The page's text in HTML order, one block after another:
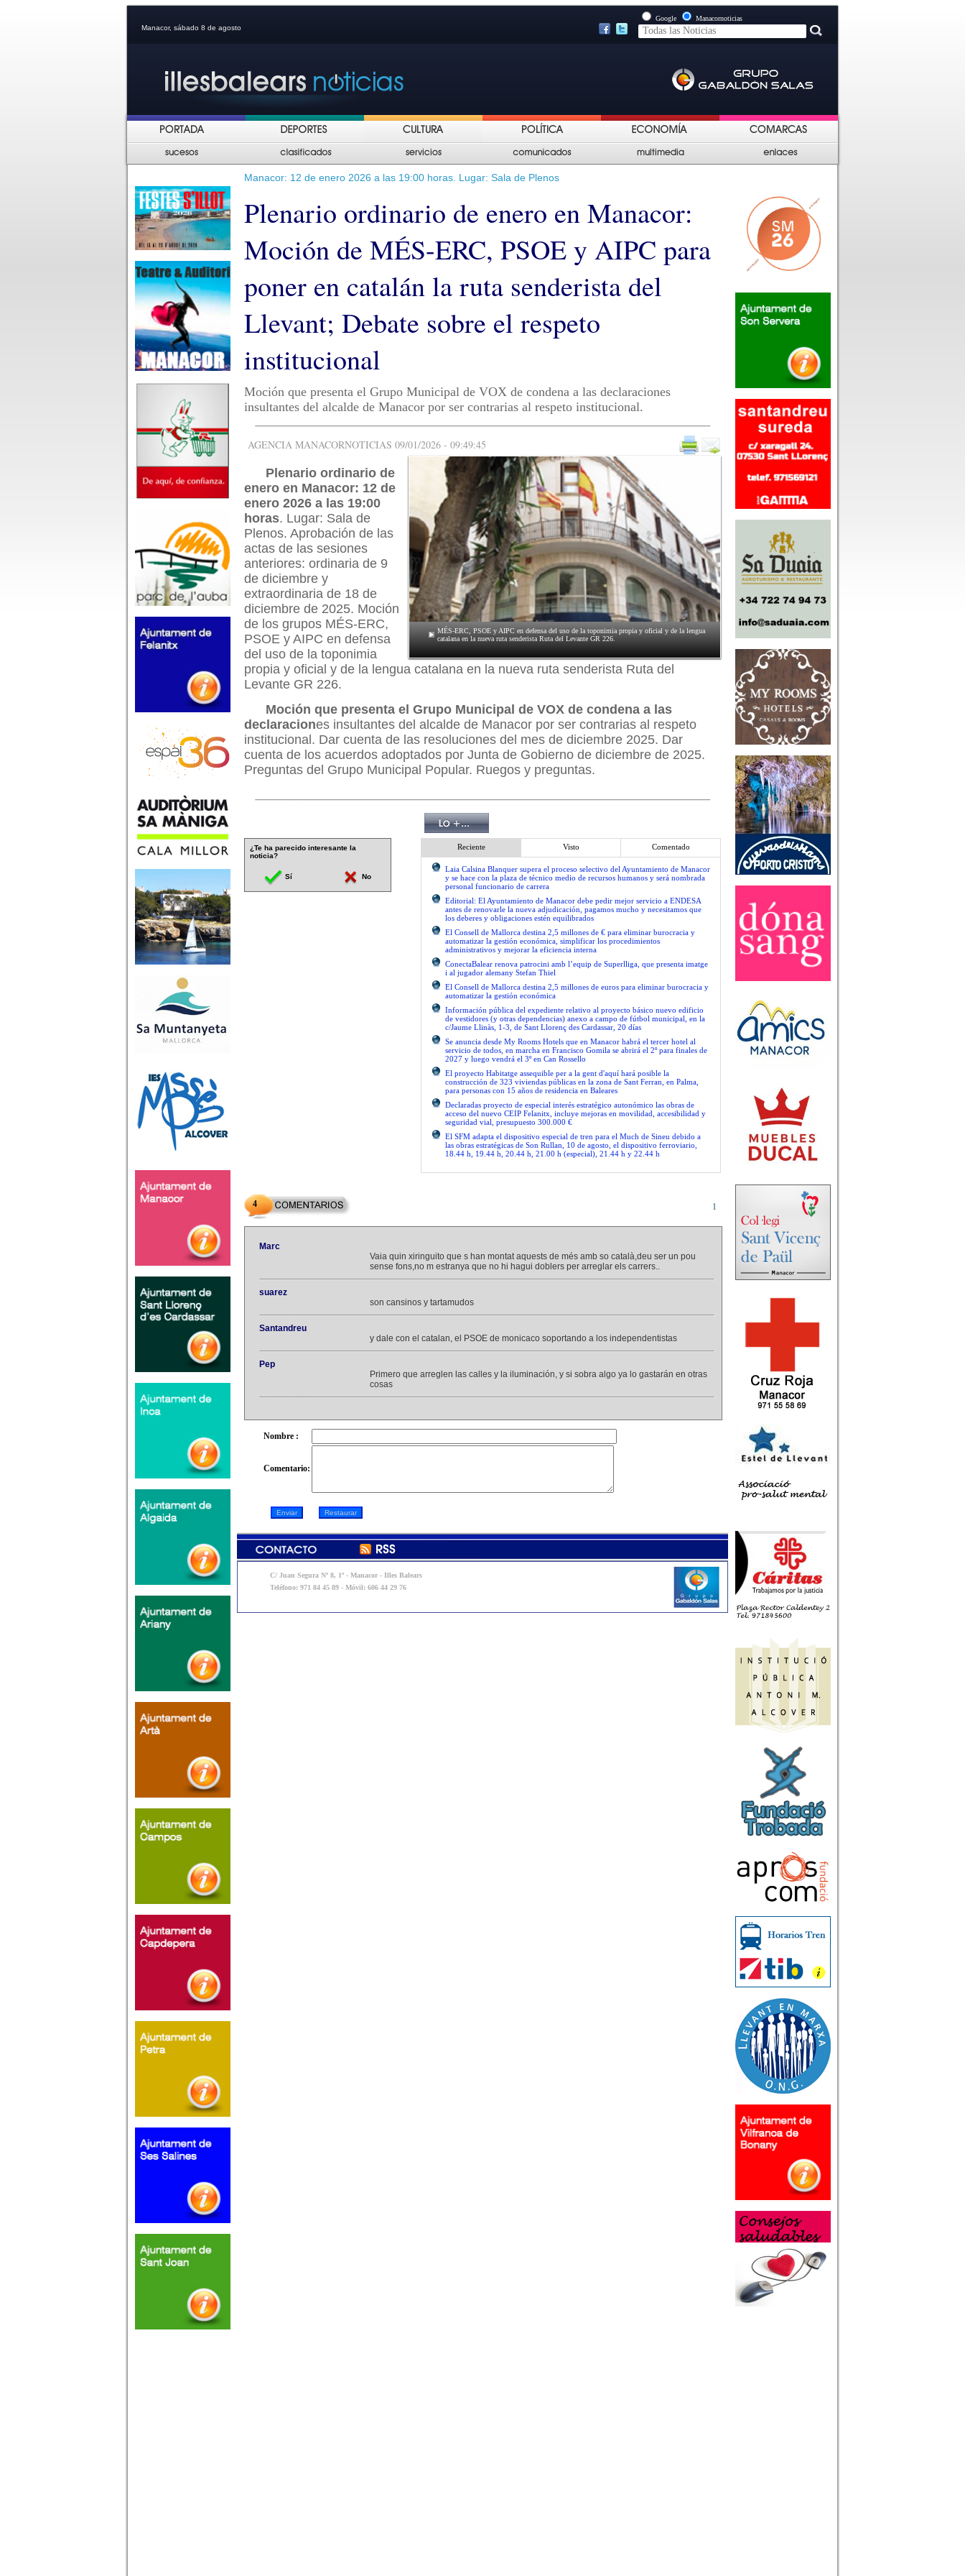
Manacor, sábado 8 de agosto
Google Manacornoticias
Manacor: 12 de enero 2026 a las 19:00 horas. Lugar: Sala de Plenos
Plenario ordinario de enero en Manacor:
Moción de MÉS-ERC, PSOE y AIPC para
poner en catalán la ruta senderista del
Llevant; Debate sobre el respeto
institucional
Moción que presenta el Grupo Municipal de VOX de condena a las declaraciones
insultantes del alcalde de Manacor por ser contrarias al respeto institucional.
AGENCIA MANACORNOTICIAS 09/01/2026 - 09:49:45
MÉS-ERC, PSOE y AIPC en defensa del uso de la toponimia propia y oficial y de la lengua
catalana en la nueva ruta senderista Ruta del Levante GR 226.
Plenario ordinario de
enero en Manacor: 12 de
enero 2026 a las 19:00
horas. Lugar: Sala de
Plenos. Aprobación de las
actas de las sesiones
anteriores: ordinaria de 9
de diciembre y
extraordinaria de 18 de
diciembre de 2025. Moción
de los grupos MÉS-ERC,
PSOE y AIPC en defensa
del uso de la toponimia
propia y oficial y de la lengua catalana en la nueva ruta senderista Ruta del
Levante GR 226.
Moción que presenta el Grupo Municipal de VOX de condena a las
declaraciones insultantes del alcalde de Manacor por ser contrarias al respeto
institucional. Dar cuenta de las resoluciones del mes de diciembre 2025. Dar
cuenta de los acuerdos adoptados por Junta de Gobierno de diciembre de 2025.
Preguntas del Grupo Municipal Popular. Ruegos y preguntas.
¿Te ha parecido interesante la
noticia?
Sí No
Reciente Visto Comentado
Laia Calsina Blanquer supera el proceso selectivo del Ayuntamiento de Manacor
y se hace con la plaza de técnico medio de recursos humanos y será nombrada
personal funcionario de carrera
Editorial: El Ayuntamiento de Manacor debe pedir mejor servicio a ENDESA
antes de renovarle la nueva adjudicación, pagamos mucho y necesitamos que
los deberes y obligaciones estén equilibrados
El Consell de Mallorca destina 2,5 millones de € para eliminar burocracia y
automatizar la gestión económica, simplificar los procedimientos
administrativos y mejorar la eficiencia interna
ConectaBalear renova patrocini amb l’equip de Superlliga, que presenta imatge
i al jugador alemany Stefan Thiel
El Consell de Mallorca destina 2,5 millones de euros para eliminar burocracia y
automatizar la gestión económica
Información pública del expediente relativo al proyecto básico nuevo edificio
de vestidores (y otras dependencias) anexo a campo de fútbol municipal, en la
c/Jaume Llinàs, 1-3, de Sant Llorenç des Cardassar, 20 días
Se anuncia desde My Rooms Hotels que en Manacor habrá el tercer hotel al
servicio de todos, en marcha en Francisco Gomila se abrirá el 2º para finales de
2027 y luego vendrá el 3º en Can Rossello
El proyecto Habitatge assequible per a la gent d'aquí hará posible la
construcción de 323 viviendas públicas en la zona de Sant Ferran, en Palma,
para personas con 15 años de residencia en Baleares
Declaradas proyecto de especial interés estratégico autonómico las obras de
acceso del nuevo CEIP Felanitx, incluye mejoras en movilidad, accesibilidad y
seguridad vial, presupuesto 300.000 €
El SFM adapta el dispositivo especial de tren para el Much de Sineu debido a
las obras estratégicas de Son Rullan, 10 de agosto, el dispositivo ferroviario,
18.44 h, 19.44 h, 20.44 h, 21.00 h (especial), 21.44 h y 22.44 h
4 1
Marc
Vaia quin xiringuito que s han montat aquests de més amb so català,deu ser un pou
sense fons,no m estranya que no hi hagui doblers per arreglar els carrers..
suarez
son cansinos y tartamudos
Santandreu
y dale con el catalan, el PSOE de monicaco soportando a los independentistas
Pep
Primero que arreglen las calles y la iluminación, y si sobra algo ya lo gastarán en otras
cosas
Nombre :
Comentario:
C/ Juan Segura Nº 8, 1º - Manacor - Illes Balears
Teléfono: 971 84 45 89 - Móvil: 606 44 29 76